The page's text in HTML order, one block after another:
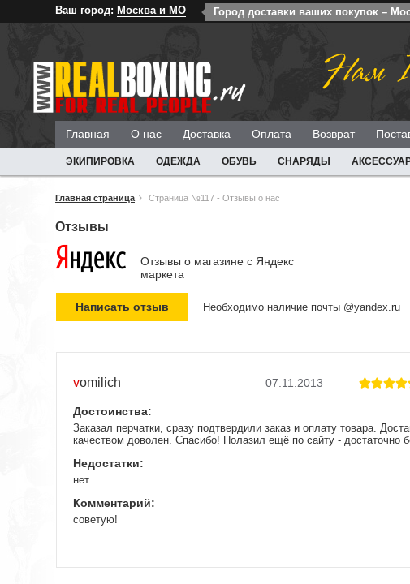
Ваш город: Москва и МО Город доставки ваших покупок –
Нам
Главная О нас Доставка Оплата Возврат
ЭКИПИРОВКА ОДЕЖДА ОБУВЬ СНАРЯДЫ
Главная страница Страница №117 - Отзывы о нас
Отзывы
Отзывы о магазине c Яндекс
маркета
Необходимо наличие почты @yandex.ru
vomilich 07.11.2013
Достоинства:
Заказал перчатки, сразу подтвердили заказ и оплату товара.
качеством доволен. Спасибо! Полазил ещё по сайту - достаточно
Недостатки:
нет
Комментарий:
советую!